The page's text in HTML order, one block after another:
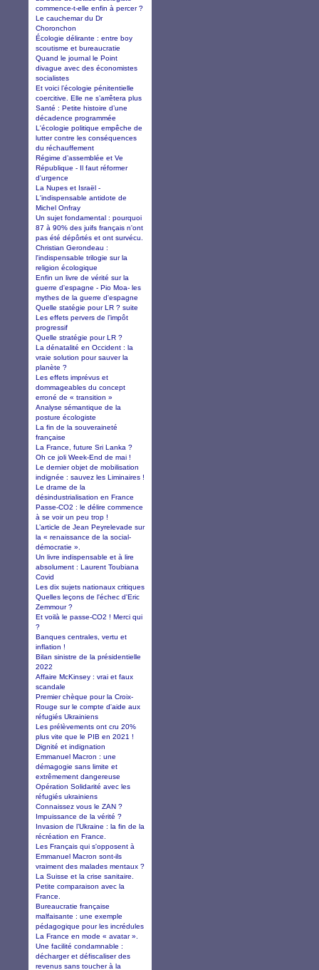
commence-t-elle enfin à percer ?
Le cauchemar du Dr
Choronchon
Écologie délirante : entre boy
scoutisme et bureaucratie
Quand le journal le Point
divague avec des économistes
socialistes
Et voici l’écologie pénitentielle
coercitive. Elle ne s’arrêtera plus
Santé : Petite histoire d’une
décadence programmée
L'écologie politique empêche de
lutter contre les conséquences
du réchauffement
Régime d’assemblée et Ve
République - Il faut réformer
d'urgence
La Nupes et Israël -
L'indispensable antidote de
Michel Onfray
Un sujet fondamental : pourquoi
87 à 90% des juifs français n'ont
pas été dépôrtés et ont survécu.
Christian Gerondeau :
l'indispensable trilogie sur la
religion écologique
Enfin un livre de vérité sur la
guerre d'espagne - Pio Moa- les
mythes de la guerre d'espagne
Quelle statégie pour LR ? suite
Les effets pervers de l’impôt
progressif
Quelle stratégie pour LR ?
La dénatalité en Occident : la
vraie solution pour sauver la
planète ?
Les effets imprévus et
dommageables du concept
erroné de « transition »
Analyse sémantique de la
posture écologiste
La fin de la souveraineté
française
La France, future Sri Lanka ?
Oh ce joli Week-End de mai !
Le dernier objet de mobilisation
indignée : sauvez les Liminaires !
Le drame de la
désindustrialisation en France
Passe-CO2 : le délire commence
à se voir un peu trop !
L’article de Jean Peyrelevade sur
la « renaissance de la social-
démocratie ».
Un livre indispensable et à lire
absolument : Laurent Toubiana
Covid
Les dix sujets nationaux critiques
Quelles leçons de l'échec d'Eric
Zemmour ?
Et voilà le passe-CO2 ! Merci qui
?
Banques centrales, vertu et
inflation !
Bilan sinistre de la présidentielle
2022
Affaire McKinsey : vrai et faux
scandale
Premier chèque pour la Croix-
Rouge sur le compte d'aide aux
réfugiés Ukrainiens
Les prélèvements ont cru 20%
plus vite que le PIB en 2021 !
Dignité et indignation
Emmanuel Macron : une
démagogie sans limite et
extrêmement dangereuse
Opération Solidarité avec les
réfugiés ukrainiens
Connaissez vous le ZAN ?
Impuissance de la vérité ?
Invasion de l’Ukraine : la fin de la
récréation en France.
Les Français qui s'opposent à
Emmanuel Macron sont-ils
vraiment des malades mentaux ?
La Suisse et la crise sanitaire.
Petite comparaison avec la
France.
Bureaucratie française
malfaisante : une exemple
pédagogique pour les incrédules
La France en mode « avatar ».
Une facilité condamnable :
décharger et défiscaliser des
revenus sans toucher à la